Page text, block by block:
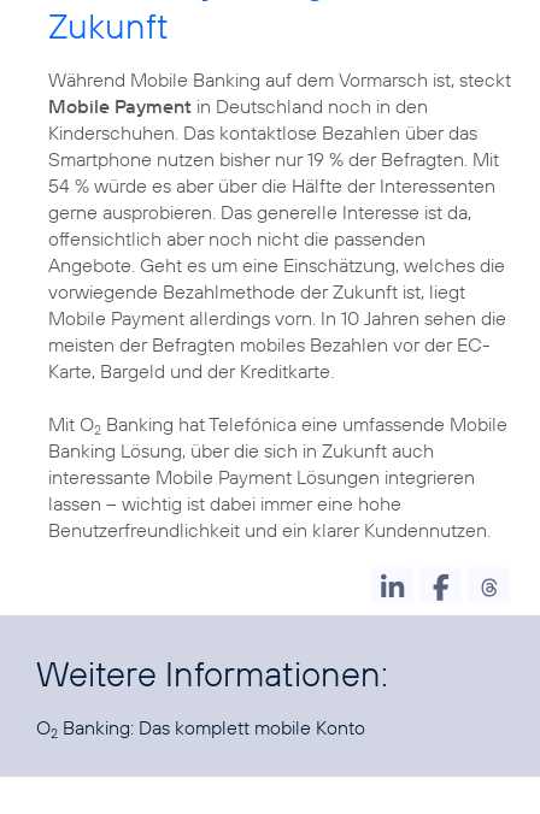
Zukunft
Während Mobile Banking auf dem Vormarsch ist, steckt
Mobile Payment in Deutschland noch in den
Kinderschuhen. Das kontaktlose Bezahlen über das
Smartphone nutzen bisher nur 19 % der Befragten. Mit
54 % würde es aber über die Hälfte der Interessenten
gerne ausprobieren. Das generelle Interesse ist da,
offensichtlich aber noch nicht die passenden
Angebote. Geht es um eine Einschätzung, welches die
vorwiegende Bezahlmethode der Zukunft ist, liegt
Mobile Payment allerdings vorn. In 10 Jahren sehen die
meisten der Befragten mobiles Bezahlen vor der EC-
Karte, Bargeld und der Kreditkarte.
Mit O2 Banking hat Telefónica eine umfassende Mobile
Banking Lösung, über die sich in Zukunft auch
interessante Mobile Payment Lösungen integrieren
lassen – wichtig ist dabei immer eine hohe
Benutzerfreundlichkeit und ein klarer Kundennutzen.
Weitere Informationen:
O2 Banking: Das komplett mobile Konto